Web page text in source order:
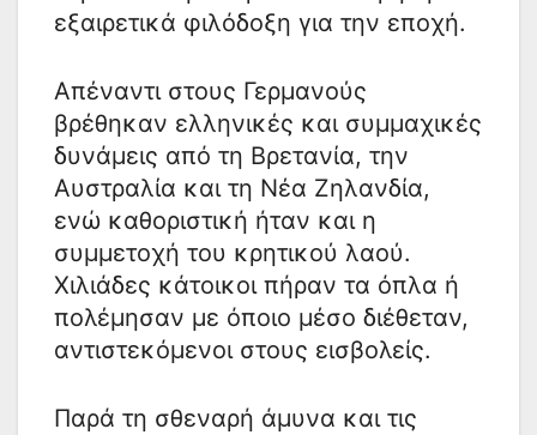
εξαιρετικά φιλόδοξη για την εποχή.
Απέναντι στους Γερμανούς
βρέθηκαν ελληνικές και συμμαχικές
δυνάμεις από τη Βρετανία, την
Αυστραλία και τη Νέα Ζηλανδία,
ενώ καθοριστική ήταν και η
συμμετοχή του κρητικού λαού.
Χιλιάδες κάτοικοι πήραν τα όπλα ή
πολέμησαν με όποιο μέσο διέθεταν,
αντιστεκόμενοι στους εισβολείς.
Παρά τη σθεναρή άμυνα και τις